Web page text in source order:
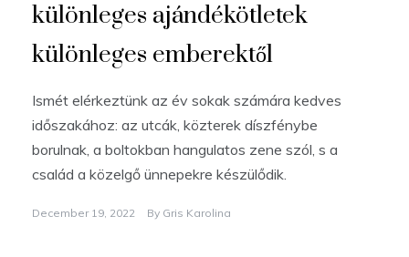
különleges ajándékötletek
különleges emberektől
Ismét elérkeztünk az év sokak számára kedves
időszakához: az utcák, közterek díszfénybe
borulnak, a boltokban hangulatos zene szól, s a
család a közelgő ünnepekre készülődik.
December 19, 2022 By Gris Karolina